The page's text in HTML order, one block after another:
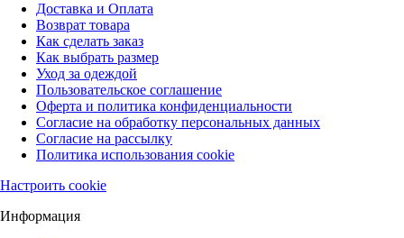
Доставка и Оплата
Возврат товара
Как сделать заказ
Как выбрать размер
Уход за одеждой
Пользовательское соглашение
Оферта и политика конфиденциальности
Согласие на обработку персональных данных
Согласие на рассылку
Политика использования cookie
Настроить cookie
Информация